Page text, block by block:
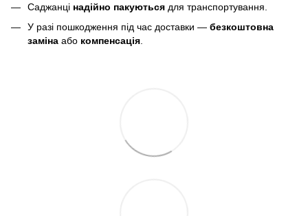
Саджанці надійно пакуються для транспортування.
У разі пошкодження під час доставки — безкоштовна
заміна або компенсація